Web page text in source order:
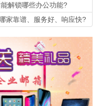
解锁哪些办公功能?
家靠谱、服务好、响应快?